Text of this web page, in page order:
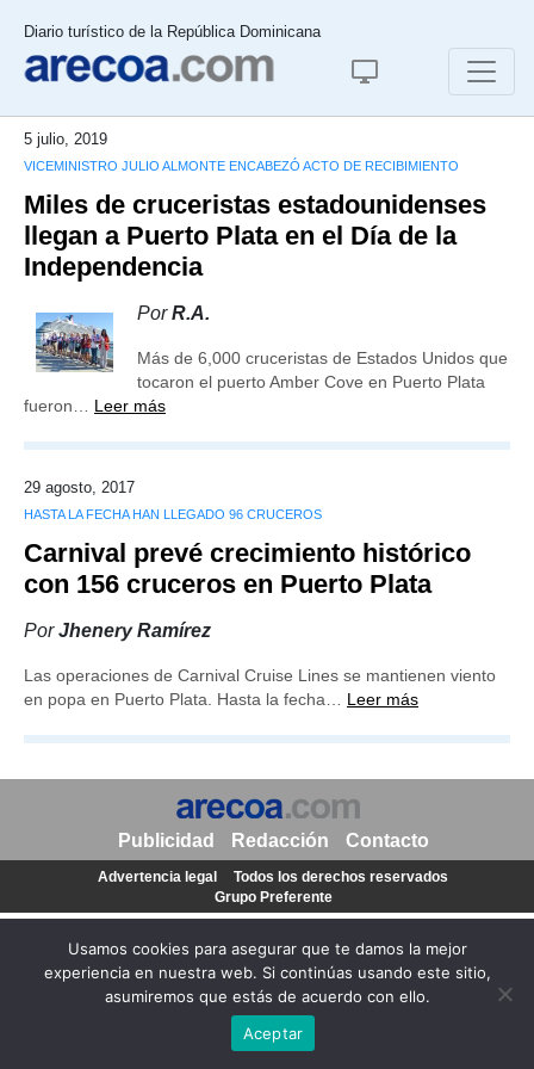
Diario turístico de la República Dominicana
5 julio, 2019
VICEMINISTRO JULIO ALMONTE ENCABEZÓ ACTO DE RECIBIMIENTO
Miles de cruceristas estadounidenses
llegan a Puerto Plata en el Día de la
Independencia
PorR.A.
Más de 6,000 cruceristas de Estados Unidos que
tocaron el puerto Amber Cove en Puerto Plata
fueron… Leer más
29 agosto, 2017
HASTA LA FECHA HAN LLEGADO 96 CRUCEROS
Carnival prevé crecimiento histórico
con 156 cruceros en Puerto Plata
PorJhenery Ramírez
Las operaciones de Carnival Cruise Lines se mantienen viento
en popa en Puerto Plata. Hasta la fecha… Leer más
Usamos cookies para asegurar que te damos la mejor
experiencia en nuestra web. Si continúas usando este sitio,
asumiremos que estás de acuerdo con ello.
Aceptar
Publicidad Redacción Contacto
Advertencia legal
Todos los derechos reservados
Grupo Preferente